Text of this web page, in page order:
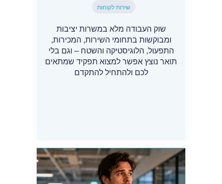
שירות לקוחות
שוק העבודה מלא במשרות יציבות
ומבוקשות בתחומי השירות, המכירות,
התפעול, הלוגיסטיקה והשטח – וגם בלי
תואר נוצץ אפשר למצוא תפקיד שמתאים
לכם ולהתחיל להתקדם